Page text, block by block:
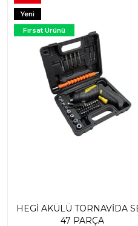
HEGİ AKÜLÜ TORNAVİDA
47 PARÇA
Yeni
Ürün
Fırsat Ürünü